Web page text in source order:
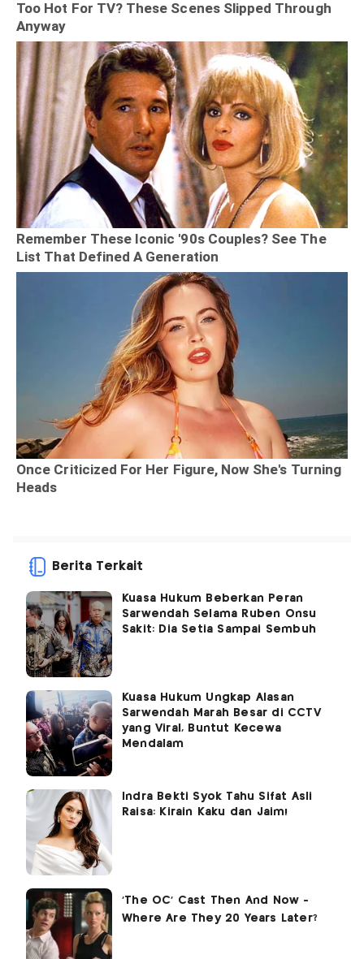
Berita Terkait
Kuasa Hukum Beberkan Peran
Sarwendah Selama Ruben Onsu
Sakit: Dia Setia Sampai Sembuh
Kuasa Hukum Ungkap Alasan
Sarwendah Marah Besar di CCTV
yang Viral, Buntut Kecewa
Mendalam
Indra Bekti Syok Tahu Sifat Asli
Raisa: Kirain Kaku dan Jaim!